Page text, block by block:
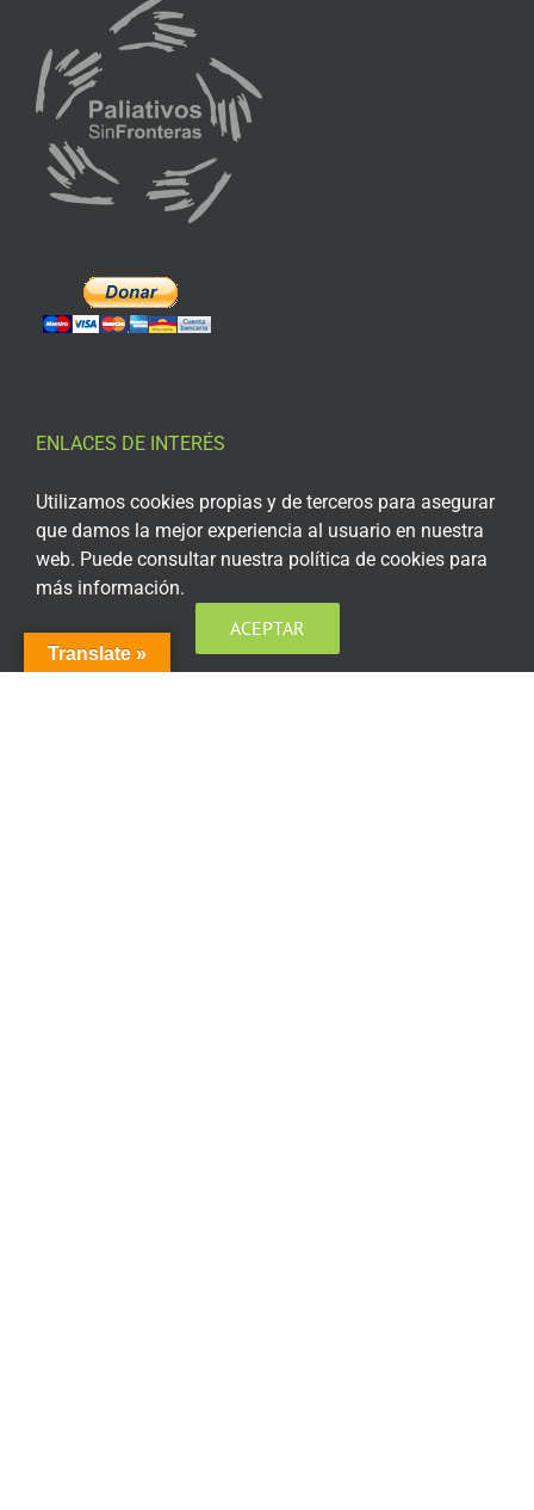
ENLACES DE INTERÉS
Aviso Legal
Política de privacidad
Política de privacidad Redes Sociales
Política de cookies
Translate »
Utilizamos cookies propias y de terceros para asegurar
que damos la mejor experiencia al usuario en nuestra
web. Puede consultar nuestra política de cookies para
más información.
ACEPTAR